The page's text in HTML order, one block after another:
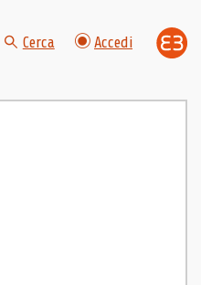
Cerca Accedi